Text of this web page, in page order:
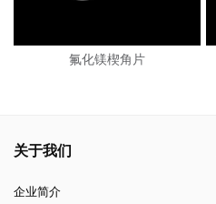
氟化镁楔角片
关于我们
企业简介